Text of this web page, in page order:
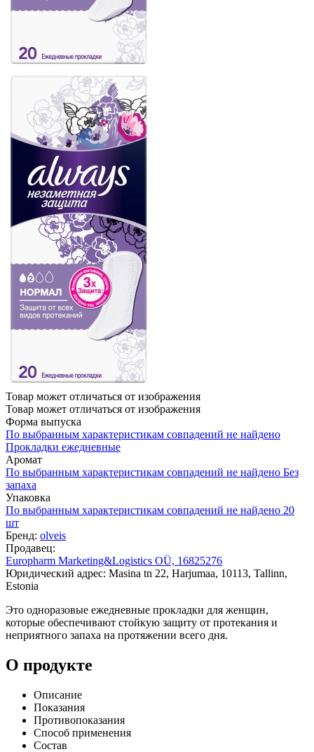
Товар может отличаться от изображения
Товар может отличаться от изображения
Форма выпуска
По выбранным характеристикам совпадений не найдено
Прокладки ежедневные
Аромат
По выбранным характеристикам совпадений не найдено Без
запаха
Упаковка
По выбранным характеристикам совпадений не найдено 20
шт
Бренд: olveis
Продавец:
Europharm Marketing&Logistics OÜ, 16825276
Юридический адрес: Masina tn 22, Harjumaa, 10113, Tallinn,
Estonia
Это одноразовые ежедневные прокладки для женщин,
которые обеспечивают стойкую защиту от протекания и
неприятного запаха на протяжении всего дня.
О продукте
Описание
Показания
Противопоказания
Способ применения
Состав